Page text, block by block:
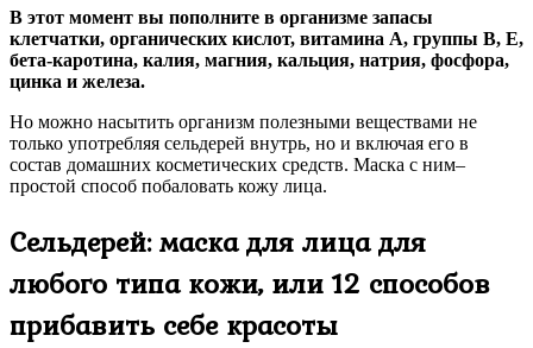
В этот момент вы пополните в организме запасы
клетчатки, органических кислот, витамина А, группы В, Е,
бета-каротина, калия, магния, кальция, натрия, фосфора,
цинка и железа.
Но можно насытить организм полезными веществами не
только употребляя сельдерей внутрь, но и включая его в
состав домашних косметических средств. Маска с ним–
простой способ побаловать кожу лица.
Сельдерей: маска для лица для
любого типа кожи, или 12 способов
прибавить себе красоты